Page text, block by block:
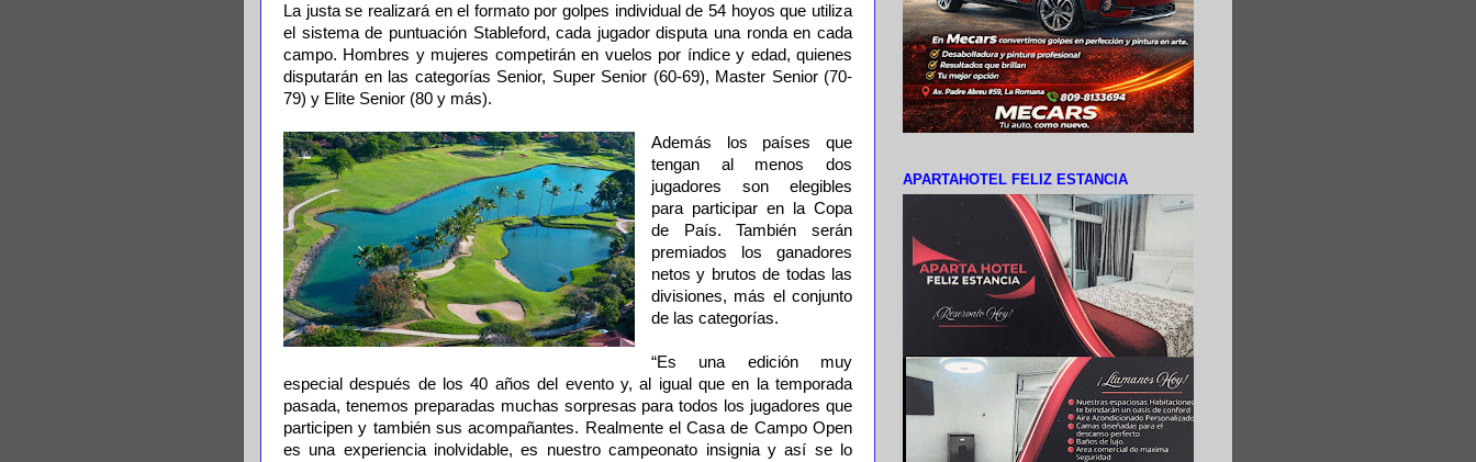
La justa se realizará en el formato por golpes individual de 54 hoyos que utiliza
el sistema de puntuación Stableford, cada jugador disputa una ronda en cada
campo. Hombres y mujeres competirán en vuelos por índice y edad, quienes
disputarán en las categorías Senior, Super Senior (60-69), Master Senior (70-
79) y Elite Senior (80 y más).
Además los países que
tengan al menos dos
jugadores son elegibles
para participar en la Copa
de País. También serán
premiados los ganadores
netos y brutos de todas las
divisiones, más el conjunto
de las categorías.
“Es una edición muy
especial después de los 40 años del evento y, al igual que en la temporada
pasada, tenemos preparadas muchas sorpresas para todos los jugadores que
participen y también sus acompañantes. Realmente el Casa de Campo Open
es una experiencia inolvidable, es nuestro campeonato insignia y así se lo
APARTAHOTEL FELIZ ESTANCIA